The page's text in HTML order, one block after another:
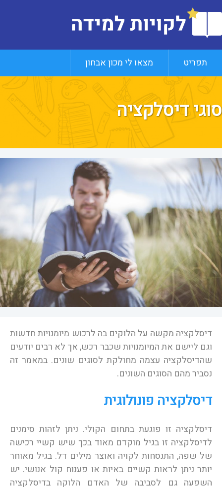
תפריט מצאו לי מכון אבחון
סוגי דיסלקציה
דיסלקציה מקשה על הלוקים בה לרכוש מיומנויות חדשות
וגם ליישם את המיומנויות שכבר רכש, אך לא רבים יודעים
שהדיסלקציה עצמה מחולקת לסוגים שונים. במאמר זה
נסביר מהם הסוגים השונים.
דיסלקציה פונולוגית
דיסלקציה זו פוגעת בתחום הקולי. ניתן לזהות סימנים
לדיסלקציה זו בגיל מוקדם מאוד בכך שיש קשיי רכישה
של שפה, התנסחות לקויה ואוצר מילים דל. בגיל מאוחר
יותר ניתן לראות קשיים באיות או פענוח קול אנושי. יש
השפעה גם לסביבה של האדם הלוקה בדיסלקציה